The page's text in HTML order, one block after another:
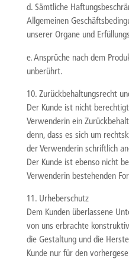
d. Sämtliche
Allgemeinen
unserer Organe und
e. Ansprüche nach dem
unberührt.
10. Zurückbehaltungsrecht
Der Kunde ist nicht
Verwenderin ein
denn, dass es sich um
der Verwenderin schriftlich
Der Kunde ist ebenso nicht
Verwenderin bestehenden
11. Urheberschutz
Dem Kunden überlassene
von uns erbrachte
die Gestaltung und die
Kunde nur für den